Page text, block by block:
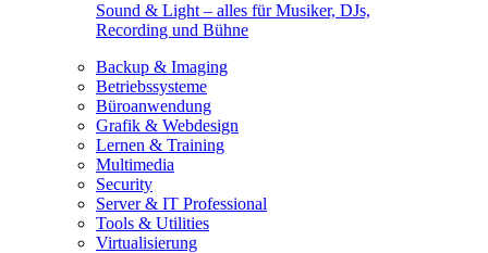
Sound & Light – alles für Musiker, DJs,
Recording und Bühne
Backup & Imaging
Betriebssysteme
Büroanwendung
Grafik & Webdesign
Lernen & Training
Multimedia
Security
Server & IT Professional
Tools & Utilities
Virtualisierung